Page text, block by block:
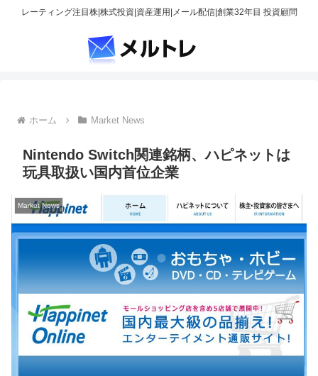
レーティング注目株|株式投資|資産運用|メール配信|創業32年目 投資顧問
ホーム Market News
Nintendo Switch関連銘柄、ハピネットは
玩具取扱い国内首位企業
Market News